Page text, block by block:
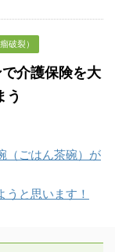
破裂）
介護保険を大
う
（ごはん茶碗）が
と思います！